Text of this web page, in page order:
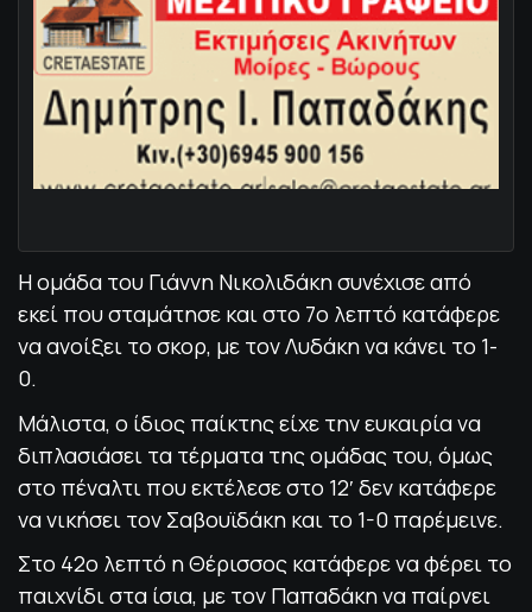
Η ομάδα του Γιάννη Νικολιδάκη συνέχισε από
εκεί που σταμάτησε και στο 7ο λεπτό κατάφερε
να ανοίξει το σκορ, με τον Λυδάκη να κάνει το 1-
0.
Μάλιστα, ο ίδιος παίκτης είχε την ευκαιρία να
διπλασιάσει τα τέρματα της ομάδας του, όμως
στο πέναλτι που εκτέλεσε στο 12′ δεν κατάφερε
να νικήσει τον Σαβουϊδάκη και το 1-0 παρέμεινε.
Στο 42ο λεπτό η Θέρισσος κατάφερε να φέρει το
παιχνίδι στα ίσια, με τον Παπαδάκη να παίρνει